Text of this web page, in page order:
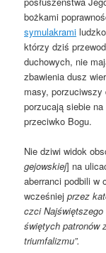
bożkami
symulakrami
którzy dziś
duchowych, nie
zbawienia dusz
masy,
porzucają siebie
przeciwko Bogu.
Nie dziwi widok
gejowskiej] na
aberranci podbili w
wcześniejprzez
czci
świętych patronów
triumfalizmu”.